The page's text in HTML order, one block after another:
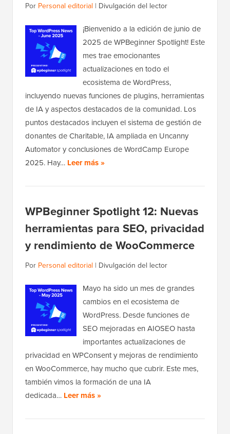
Por Personal editorial | Divulgación del lector
¡Bienvenido a la edición de junio de
2025 de WPBeginner Spotlight! Este
mes trae emocionantes
actualizaciones en todo el
ecosistema de WordPress,
incluyendo nuevas funciones de plugins, herramientas
de IA y aspectos destacados de la comunidad. Los
puntos destacados incluyen el sistema de gestión de
donantes de Charitable, IA ampliada en Uncanny
Automator y conclusiones de WordCamp Europe
2025. Hay… Leer más »
WPBeginner Spotlight 12: Nuevas
herramientas para SEO, privacidad
y rendimiento de WooCommerce
Por Personal editorial | Divulgación del lector
Mayo ha sido un mes de grandes
cambios en el ecosistema de
WordPress. Desde funciones de
SEO mejoradas en AIOSEO hasta
importantes actualizaciones de
privacidad en WPConsent y mejoras de rendimiento
en WooCommerce, hay mucho que cubrir. Este mes,
también vimos la formación de una IA
dedicada… Leer más »